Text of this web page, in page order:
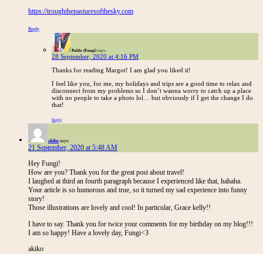
https://troughthepasturesofthesky.com
Reply
Pablo (Fungi) says:
28 September, 2020 at 4:16 PM
Thanks for reading Margot! I am glad you liked it!
I feel like you, for me, my holidays and trips are a good time to relax and
disconnect from my problems so I don’t wanna worry to catch up a place
with no people to take a photo lol… but obviously if I get the change I do
that!
Reply
akiko says:
21 September, 2020 at 5:48 AM
Hey Fungi!
How are you? Thank you for the great post about travel!
I laughed at third an fourth paragraph because I experienced like that, hahaha.
Your article is so humorous and true, so it turned my sad experience into funny
story!
Those illustrations are lovely and cool! In particular, Grace kelly!!
I have to say. Thank you for twice your comments for my birthday on my blog!!!
I am so happy! Have a lovely day, Fungi<3
akiko